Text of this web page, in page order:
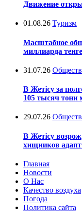
Движение
01.08.26 Туризм
Масштабное
миллиарда
31.07.26
В Жетісу за
105 тысяч тонн
29.07.26
В Жетісу
хищников
Главная
Новости
О Нас
Качество воздуха
Погода
Политика сайта